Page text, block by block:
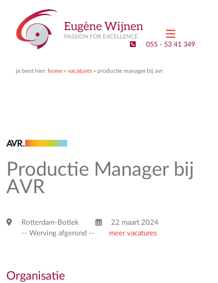
Eugene
Wijnen
Executive
Management
for
Excellence
055 - 53 41 349
je bent hier: home »vacatures » productie manager bij avr
Productie Manager bij
AVR
Rotterdam-Botlek
22 maart 2024
-- Werving afgerond --
meer vacatures
Organisatie